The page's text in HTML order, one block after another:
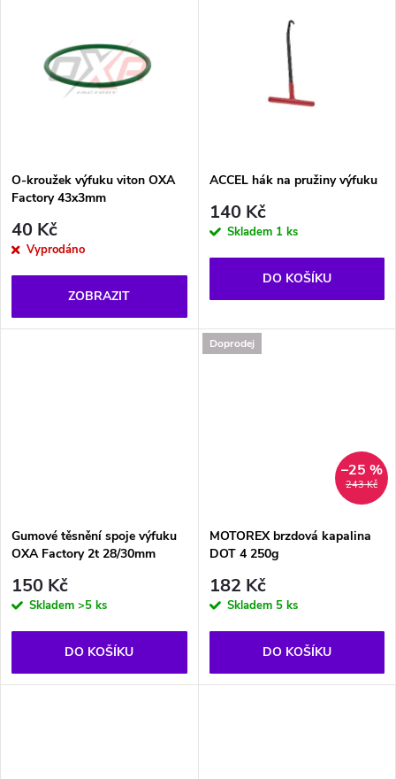
ů
O-kroužek výfuku viton OXA
Factory 43x3mm
40 Kč
Vyprodáno
ZOBRAZIT
ACCEL hák na pružiny výfuku
140 Kč
Skladem 1 ks
DO KOŠÍKU
Gumové těsnění spoje výfuku
OXA Factory 2t 28/30mm
150 Kč
Skladem >5 ks
DO KOŠÍKU
Doprodej
243 Kč
–25 %
MOTOREX brzdová kapalina
DOT 4 250g
182 Kč
Skladem 5 ks
DO KOŠÍKU